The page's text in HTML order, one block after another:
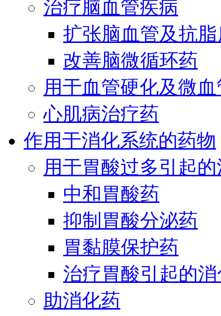
治疗脑血管疾病
扩张脑血管及抗
改善脑微循环药
用于血管硬化及微
心肌病治疗药
作用于消化系统的药物
用于胃酸过多引起
中和胃酸药
抑制胃酸分泌药
胃黏膜保护药
治疗胃酸引起的
助消化药